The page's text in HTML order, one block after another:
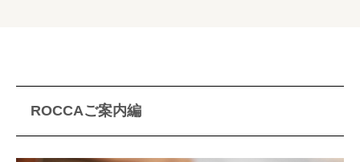
ROCCAご案内編